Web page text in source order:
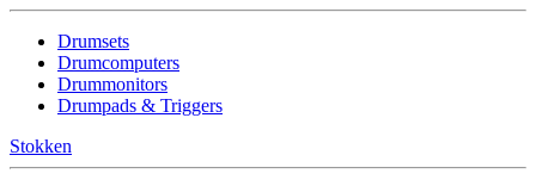
Drumsets
Drumcomputers
Drummonitors
Drumpads & Triggers
Stokken